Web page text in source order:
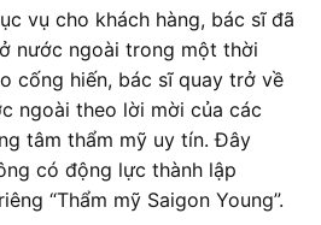
vụ cho khách hàng, bác sĩ đã
nước ngoài trong một thời
cống hiến, bác sĩ quay trở về
ngoài theo lời mời của các
tâm thẩm mỹ uy tín. Đây
có động lực thành lập
“Thẩm mỹ Saigon Young”.